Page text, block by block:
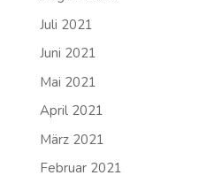
Juli 2021
Juni 2021
Mai 2021
April 2021
März 2021
Februar 2021